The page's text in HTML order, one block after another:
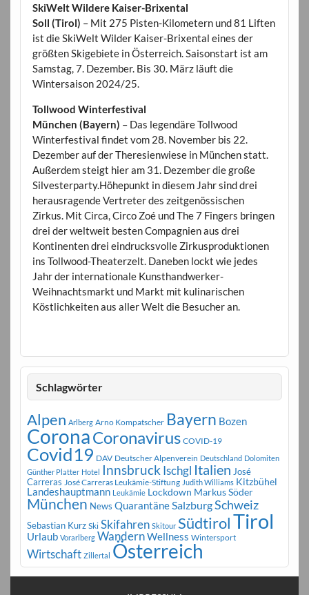
SkiWelt Wildere Kaiser-Brixental
Soll (Tirol) – Mit 275 Pisten-Kilometern und 81 Liften
ist die SkiWelt Wilder Kaiser-Brixental eines der
größten Skigebiete in Österreich. Saisonstart ist am
Samstag, 7. Dezember. Bis 30. März läuft die
Wintersaison 2024/25.
Tollwood Winterfestival
München (Bayern) – Das legendäre Tollwood
Winterfestival findet vom 28. November bis 22.
Dezember auf der Theresienwiese in München statt.
Außerdem steigt hier am 31. Dezember die große
Silvesterparty.Höhepunkt in diesem Jahr sind drei
herausragende Vertreter des zeitgenössischen
Zirkus. Mit Circa, Circo Zoé und The 7 Fingers bringen
drei der weltweit besten Compagnien aus drei
Kontinenten drei eindrucksvolle Zirkusproduktionen
ins Tollwood-Theaterzelt. Daneben lockt wie jedes
Jahr der internationale Kunsthandwerker-
Weihnachtsmarkt und Markt mit kulinarischen
Köstlichkeiten aus aller Welt die Besucher an.
Schlagwörter
Alpen Arlberg Arno Kompatscher Bayern Bozen
CoronaCoronavirus COVID-19
Covid19 DAV Deutscher Alpenverein Deutschland Dolomiten
Günther Platter Hotel Innsbruck Ischgl Italien José
Carreras José Carreras Leukämie-Stiftung Judith Williams Kitzbühel
Landeshauptmann Leukämie Lockdown Markus Söder
München News Quarantäne SalzburgSchweiz
Sebastian Kurz Ski Skifahren Skitour SüdtirolTirol
Urlaub Vorarlberg WandernWellness Wintersport
Wirtschaft Zillertal Österreich